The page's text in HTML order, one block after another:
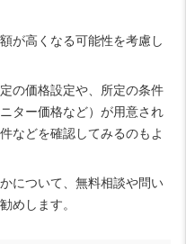
が高くなる可能性を考慮し
の価格設定や、所定の条件
ター価格など）が用意され
などを確認してみるのもよ
について、無料相談や問い
めします。